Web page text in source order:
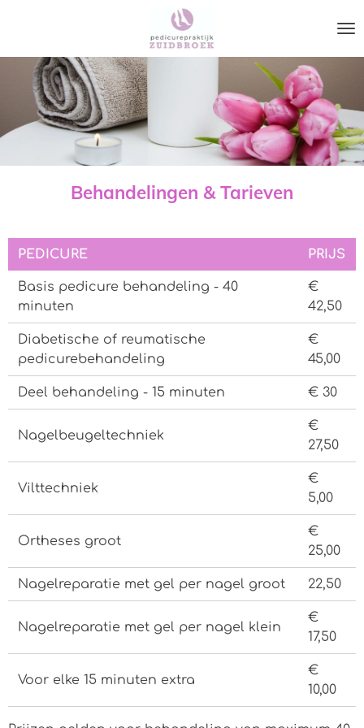
naar
hoofdinhoud
Behandelingen & Tarieven
PEDICURE PRIJS
Basis pedicure behandeling - 40
minuten
€
42,50
Diabetische of reumatische
pedicurebehandeling
€
45,00
Deel behandeling - 15 minuten € 30
Nagelbeugeltechniek
€
27,50
Vilttechniek
€
5,00
Ortheses groot
€
25,00
Nagelreparatie met gel per nagel groot 22,50
Nagelreparatie met gel per nagel klein
€
17,50
Voor elke 15 minuten extra
€
10,00